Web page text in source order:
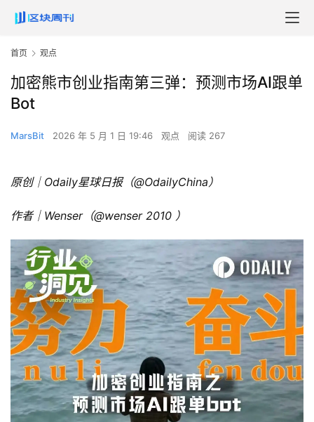
首页 观点
加密熊市创业指南第三弹：预测市场AI跟单
Bot
MarsBit 2026 年 5 月 1 日 19:46 观点 阅读 267
原创｜Odaily星球日报（@OdailyChina）
作者｜Wenser（@wenser 2010 ）